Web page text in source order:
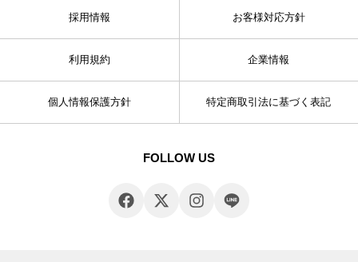
採用情報 お客様対応方針
利用規約 企業情報
個人情報保護方針 特定商取引法に基づく表記
FOLLOW US